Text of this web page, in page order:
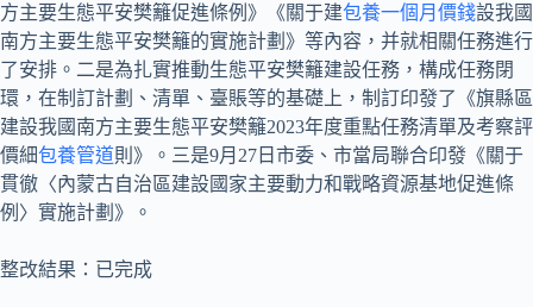
方主要生態平安樊籬促進條例》《關于建包養一個月價錢設我國
南方主要生態平安樊籬的實施計劃》等內容，并就相關任務進行
了安排。二是為扎實推動生態平安樊籬建設任務，構成任務閉
環，在制訂計劃、清單、臺賬等的基礎上，制訂印發了《旗縣區
建設我國南方主要生態平安樊籬2023年度重點任務清單及考察評
價細包養管道則》。三是9月27日市委、市當局聯合印發《關于
貫徹〈內蒙古自治區建設國家主要動力和戰略資源基地促進條
例〉實施計劃》。
整改結果：已完成